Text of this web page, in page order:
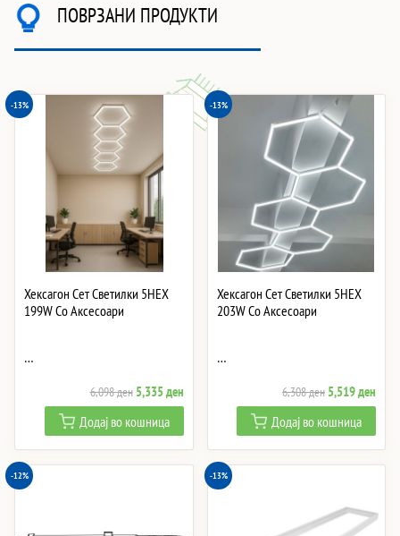
ПОВРЗАНИ ПРОДУКТИ
-13%
Хексагон Сет Светилки 5HEX
199W Со Аксесоари
…
6,098ден Original
price
was:
6,098 ден.
5,335денCurrent
price
is:
5,335 ден.
Додај во кошница
-13%
Хексагон Сет Светилки 5HEX
203W Со Аксесоари
…
6,308ден Original
price
was:
6,308 ден.
5,519ден
price
is:
Додај во кошница
-12% -13%